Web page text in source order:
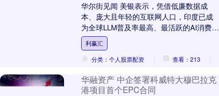
华尔街见闻 美银表示，凭借低廉数据成
本、庞大且年轻的互联网人口，印度已成
为全球LLM普及率最高、最活跃的AI消费市
场。电信巨头通过免费AI订阅加速渗透，
使印度成....
利赢汇
分类：个人股票配资
查看：213
华融资产 中企签署科威特大穆巴拉克
港项目首个EPC合同